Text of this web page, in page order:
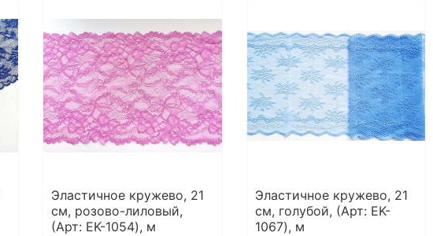
Эластичное кружево, 21
см, розово-лиловый,
(Арт: EK-1054), м
Эластичное кружево, 21
см, голубой, (Арт: EK-
1067), м